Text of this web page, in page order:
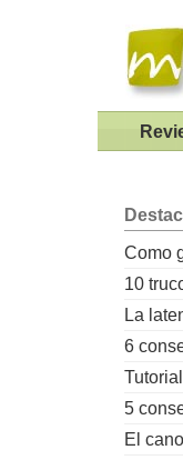
Como
10
La
6
5
El